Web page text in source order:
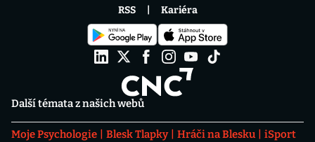
Další témata z našich webů
Moje Psychologie Blesk Tlapky Hráči na Blesku
iSport
RSS Kariéra